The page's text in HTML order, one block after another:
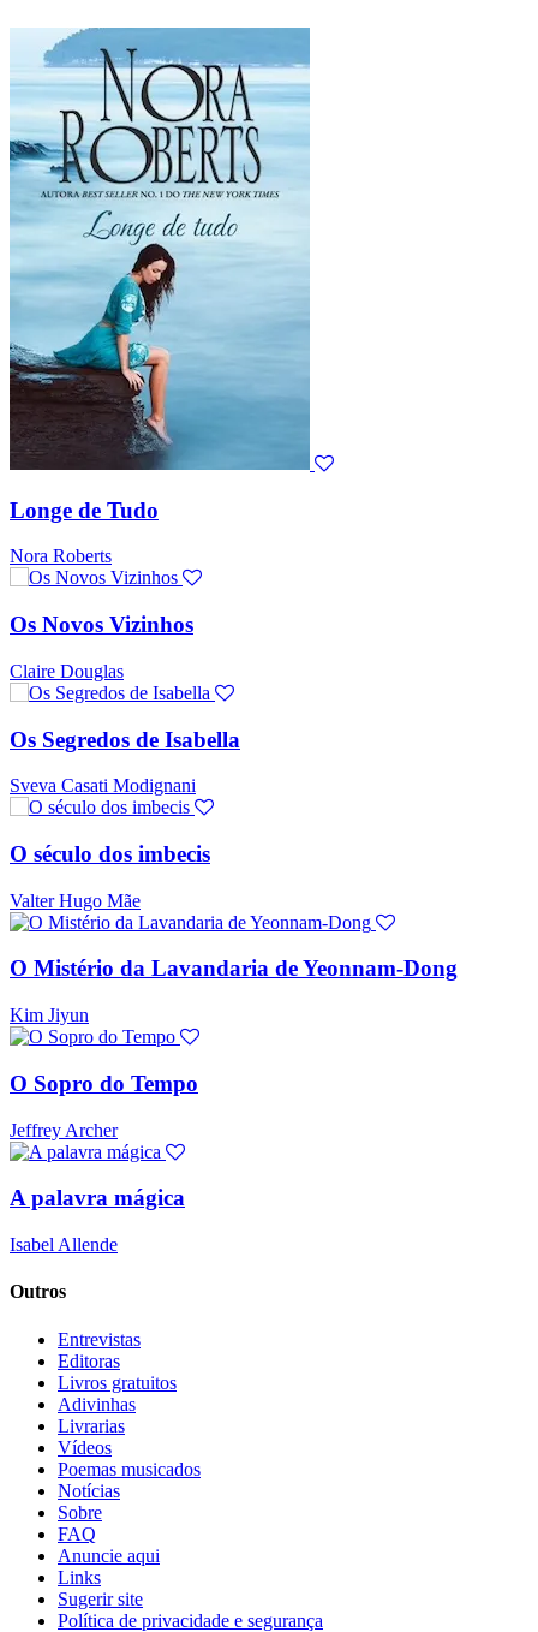
Longe de Tudo
Nora Roberts
Os Novos Vizinhos
Claire Douglas
Os Segredos de Isabella
Sveva Casati Modignani
O século dos imbecis
Valter Hugo Mãe
O Mistério da Lavandaria de Yeonnam-Dong
Kim Jiyun
O Sopro do Tempo
Jeffrey Archer
A palavra mágica
Isabel Allende
Outros
Entrevistas
Editoras
Livros gratuitos
Adivinhas
Livrarias
Vídeos
Poemas musicados
Notícias
Sobre
FAQ
Anuncie aqui
Links
Sugerir site
Política de privacidade e segurança